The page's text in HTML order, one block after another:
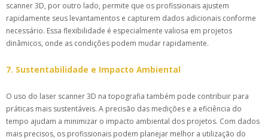
scanner 3D, por outro lado, permite que os profissionais ajustem
rapidamente seus levantamentos e capturem dados adicionais conforme
necessário. Essa flexibilidade é especialmente valiosa em projetos
dinâmicos, onde as condições podem mudar rapidamente.
7. Sustentabilidade e Impacto Ambiental
O uso do laser scanner 3D na topografia também pode contribuir para
práticas mais sustentáveis. A precisão das medições e a eficiência do
tempo ajudam a minimizar o impacto ambiental dos projetos. Com dados
mais precisos, os profissionais podem planejar melhor a utilização do